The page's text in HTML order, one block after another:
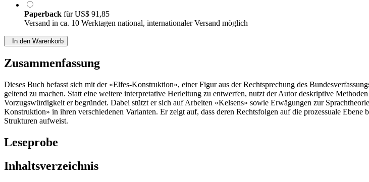
Paperback fürUS$ 91,85
Versand in ca. 10 Werktagen national, internationaler Versand möglich
In den Warenkorb
Zusammenfassung
Dieses Buch befasst sich mit der «Elfes-Konstruktion», einer Figur aus der Rechtsprechung des
geltend zu machen. Statt eine weitere interpretative Herleitung zu entwerfen, nutzt der Autor deskriptive
Vorzugswürdigkeit er begründet. Dabei stützt er sich auf Arbeiten «Kelsens» sowie Erwägungen zur
Konstruktion» in ihren verschiedenen Varianten. Er zeigt auf, dass deren Rechtsfolgen auf die prozessuale
Strukturen aufweist.
Leseprobe
Inhaltsverzeichnis